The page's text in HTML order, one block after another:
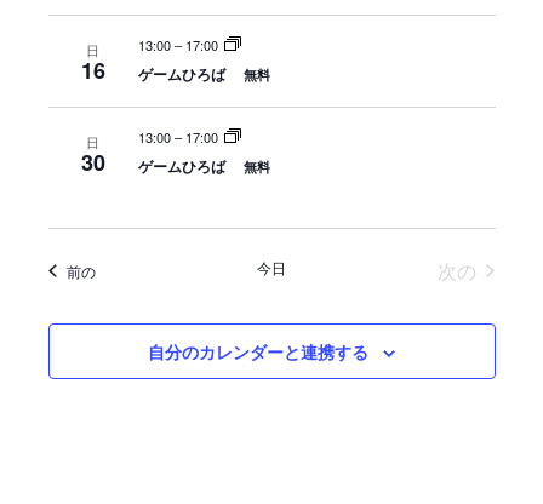
を
し
ビ
ゲ
ョ
ュ
シ
ョ
択
日
16
13:00– 17:00
ゲームひろば 無料
日
30
13:00– 17:00
ゲームひろば 無料
前のイベント 今日 次の イベン
自分のカレンダーと連携する